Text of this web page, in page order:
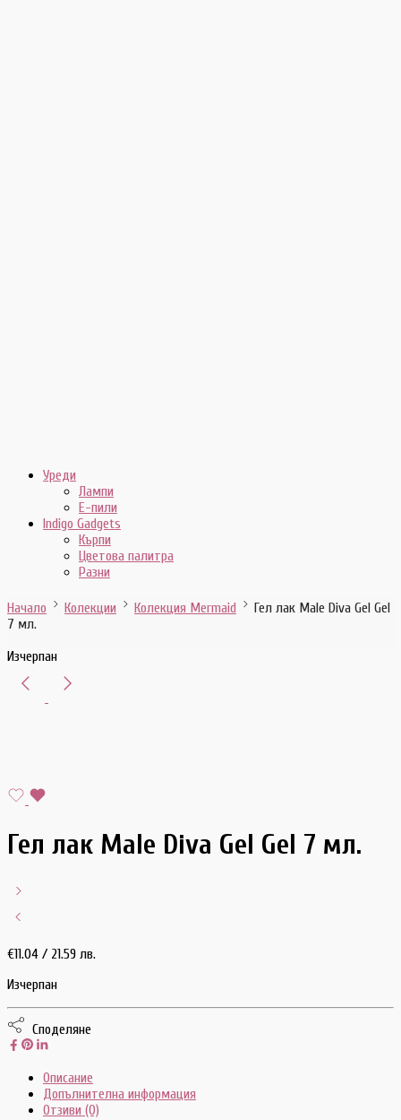
Уреди
Лампи
E-пили
Indigo Gadgets
Кърпи
Цветова палитра
Разни
Начало Колекции Колекция Mermaid
Гел лак Male Diva Gel Gel
7 мл.
Изчерпан
Гел лак Male Diva Gel Gel 7 мл.
€11.04 / 21.59 лв.
Изчерпан
Споделяне
Описание
Допълнителна информация
Отзиви (0)